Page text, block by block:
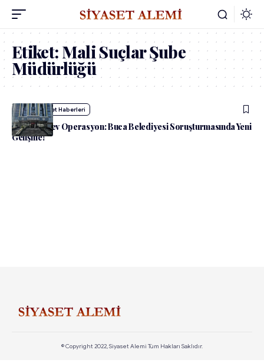
Etiket:Mali Suçlar Şube
Müdürlüğü
admin Siyaset Haberleri
İzmir’de Dev Operasyon: Buca Belediyesi Soruşturmasında Yeni
Gelişme!
© Copyright 2022, Siyaset Alemi Tüm Hakları Saklıdır.